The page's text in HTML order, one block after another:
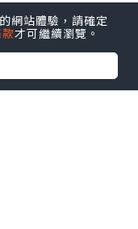
得夾到姐妹放
網站體驗，請確定
才可繼續瀏覽。